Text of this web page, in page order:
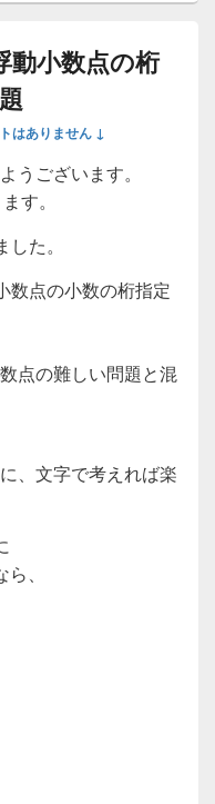
小数点の桁
はありません ↓
うございます。
す。
た。
数点の小数の桁指定
点の難しい問題と混
、文字で考えれば楽
、